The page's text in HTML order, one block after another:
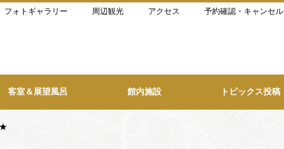
フォトギャラリー 周辺観光 アクセス 予約確認・キャンセル
客室＆展望風呂 館内施設 トピックス投稿
★